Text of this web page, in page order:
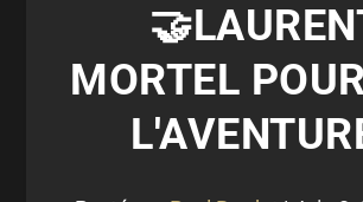
MORTEL